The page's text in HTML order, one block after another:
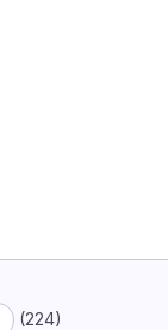
(224)